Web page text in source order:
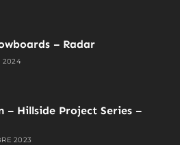
– Radar
2024
– Hillside Project Series –
2023